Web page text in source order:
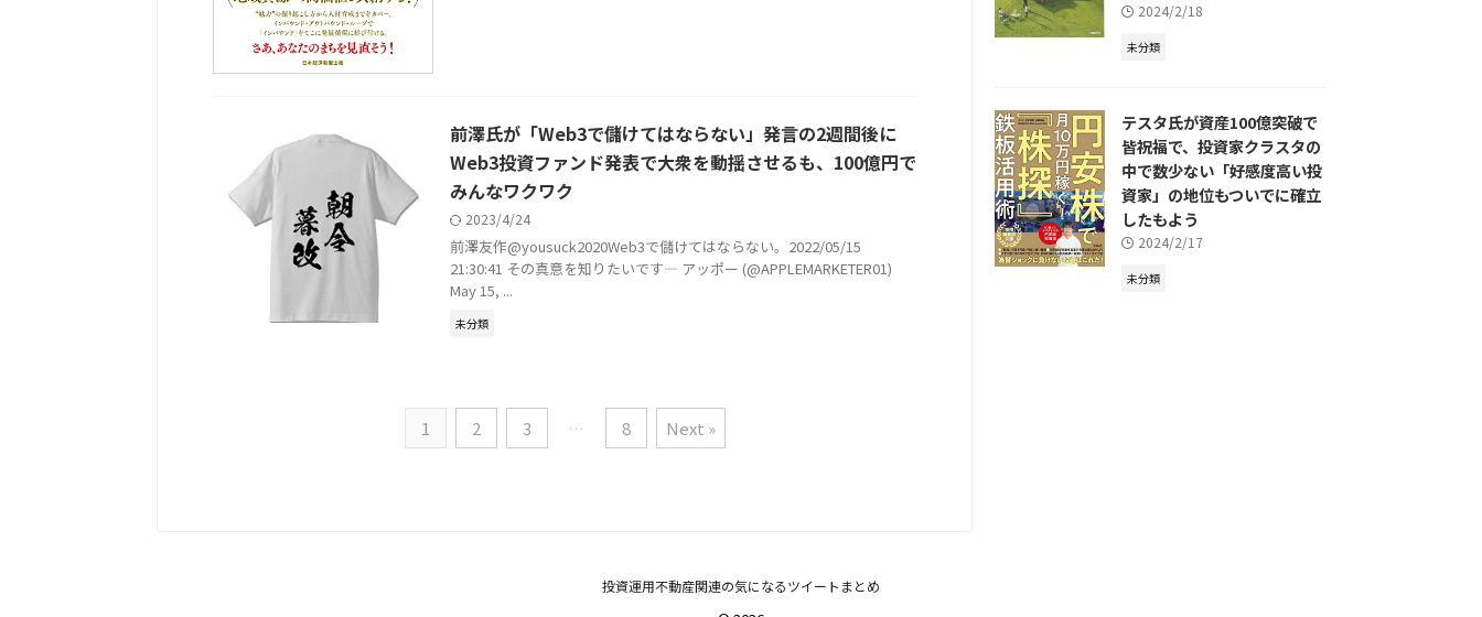
前澤氏が「Web3で儲けてはならない」発言の2週間後に
Web3投資ファンド発表で大衆を動揺させるも、100億円で
みんなワクワク
2023/4/24
前澤友作@yousuck2020Web3で儲けてはならない。2022/05/15
21:30:41 その真意を知りたいです— アッポー (@APPLEMARKETER01)
May 15, ...
未分類
1 2 3 … 8 Next »
2024/2/18
未分類
テスタ氏が資産100億突破で
皆祝福で、投資家クラスタの
中で数少ない「好感度高い投
資家」の地位もついでに確立
したもよう
2024/2/17
未分類
投資運用不動産関連の気になるツイートまとめ